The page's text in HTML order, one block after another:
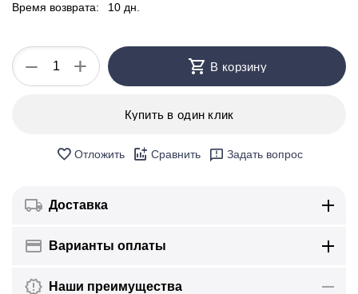
Время возврата: 10 дн.
+
− В корзину
Купить в один клик
Отложить Сравнить Задать вопрос
Доставка
Варианты оплаты
Наши преимущества